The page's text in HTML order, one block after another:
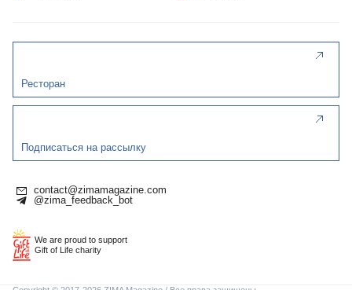
Ресторан
Подписаться на рассылку
contact@zimamagazine.com
@zima_feedback_bot
We are proud to support
Gift of Life charity